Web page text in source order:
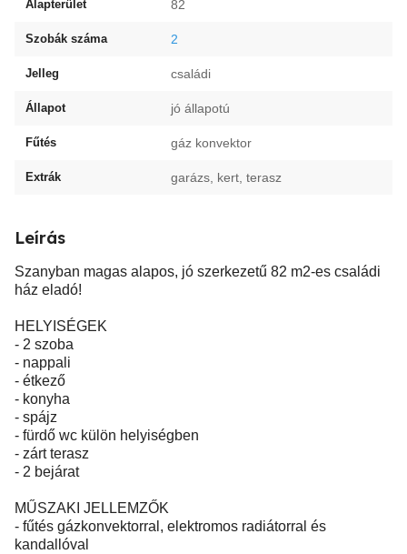
Alapterület 82
Szobák száma 2
Jelleg családi
Állapot jó állapotú
Fűtés gáz konvektor
Extrák garázs, kert, terasz
Leírás
Szanyban magas alapos, jó szerkezetű 82 m2-es családi
ház eladó!
HELYISÉGEK
- 2 szoba
- nappali
- étkező
- konyha
- spájz
- fürdő wc külön helyiségben
- zárt terasz
- 2 bejárat
MŰSZAKI JELLEMZŐK
- fűtés gázkonvektorral, elektromos radiátorral és
kandallóval